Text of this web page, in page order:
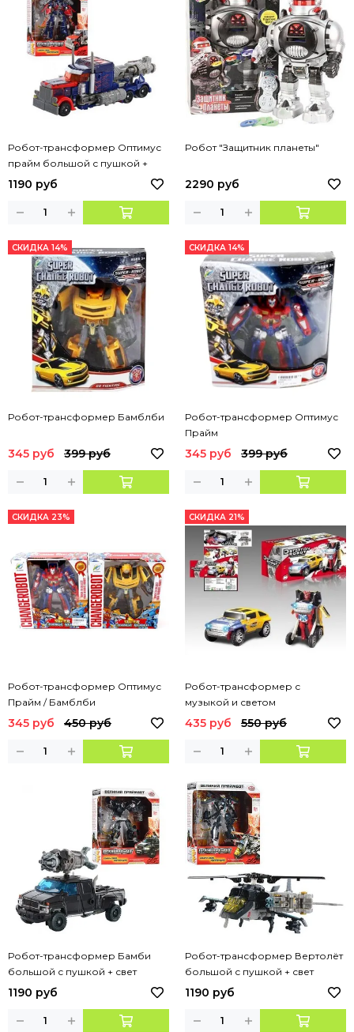
Робот-трансформер Оптимус
прайм большой с пушкой +
свет
1190 руб
Робот "Защитник планеты"
2290 руб
СКИДКА 14%
Робот-трансформер Бамблби
345 руб 399 руб
СКИДКА 14%
Робот-трансформер Оптимус
Прайм
345 руб 399 руб
СКИДКА 23%
Робот-трансформер Оптимус
Прайм / Бамблби
345 руб 450 руб
СКИДКА 21%
Робот-трансформер с
музыкой и светом
435 руб 550 руб
Робот-трансформер Бамби
большой с пушкой + свет
1190 руб
Робот-трансформер Вертолёт
большой с пушкой + свет
1190 руб